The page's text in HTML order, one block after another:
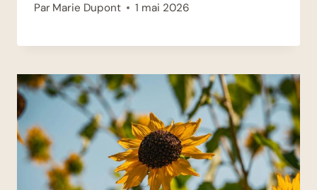
Par Marie Dupont 1 mai 2026